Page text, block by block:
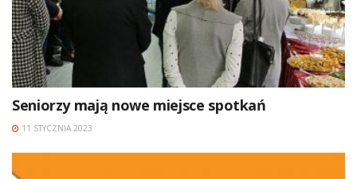
Seniorzy mają nowe miejsce spotkań
11 STYCZNIA 2023